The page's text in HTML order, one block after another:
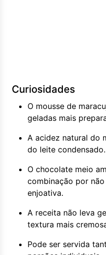
Curiosidades
O mousse de
geladas mais
A acidez natural do
do leite condensado.
O chocolate meio
combinação por
enjoativa.
A receita não leva
textura mais
Pode ser servida